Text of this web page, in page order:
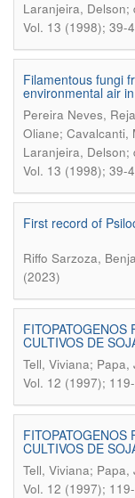
Laranjeira, Delson;
Vol. 13 (1998); 39-
Filamentous fungi
environmental air
Pereira Neves,
Oliane; Cavalcanti,
Laranjeira, Delson;
Vol. 13 (1998); 39-
First record of
Riffo Sarzoza,
(2023)
FITOPATOGENOS
CULTIVOS DE
Tell, Viviana;
Vol. 12 (1997);
FITOPATOGENOS
CULTIVOS DE
Tell, Viviana;
Vol. 12 (1997);